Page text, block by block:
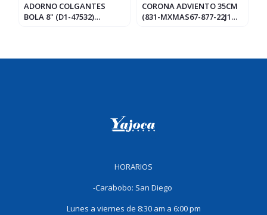
ADORNO COLGANTES
BOLA 8" (D1-47532)
CORONA ADVIENTO 35CM
(831-MXMAS67-877-22J1
HORARIOS
-Carabobo: San Diego
Lunes a viernes de 8:30 am a 6:00 pm